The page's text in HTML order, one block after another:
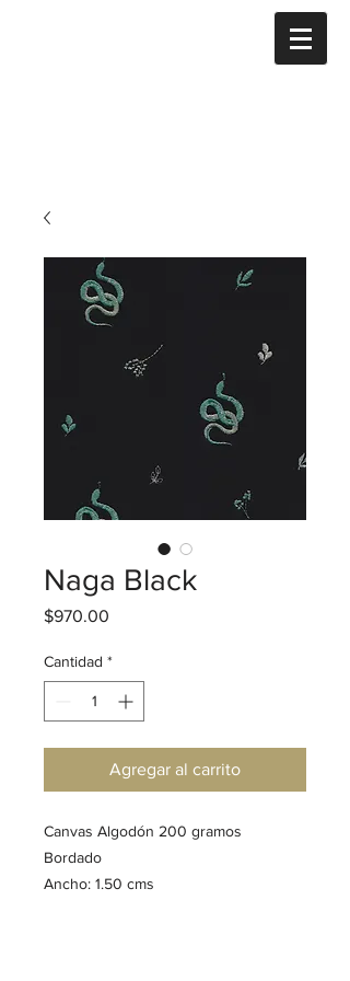
Naga Black
$970.00
Cantidad *
Agregar al carrito
Canvas Algodón 200 gramos
Bordado
Ancho: 1.50 cms